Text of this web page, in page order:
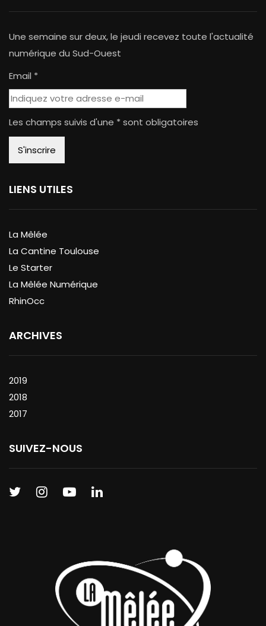
Une semaine sur deux, le jeudi recevez toute l'actualité
numérique du Sud-Ouest
Email *
Les champs suivis d'une * sont obligatoires
LIENS UTILES
La Mêlée
La Cantine Toulouse
Le Starter
La Mêlée Numérique
RhinOcc
ARCHIVES
2019
2018
2017
SUIVEZ-NOUS